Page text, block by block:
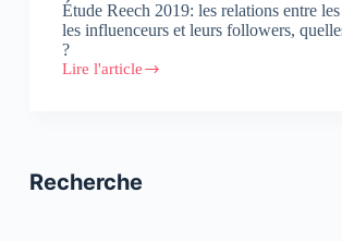
Étude Reech 2019: les relations entre
les influenceurs et leurs followers,
?
Lire l'article
Les
2019
Recherche